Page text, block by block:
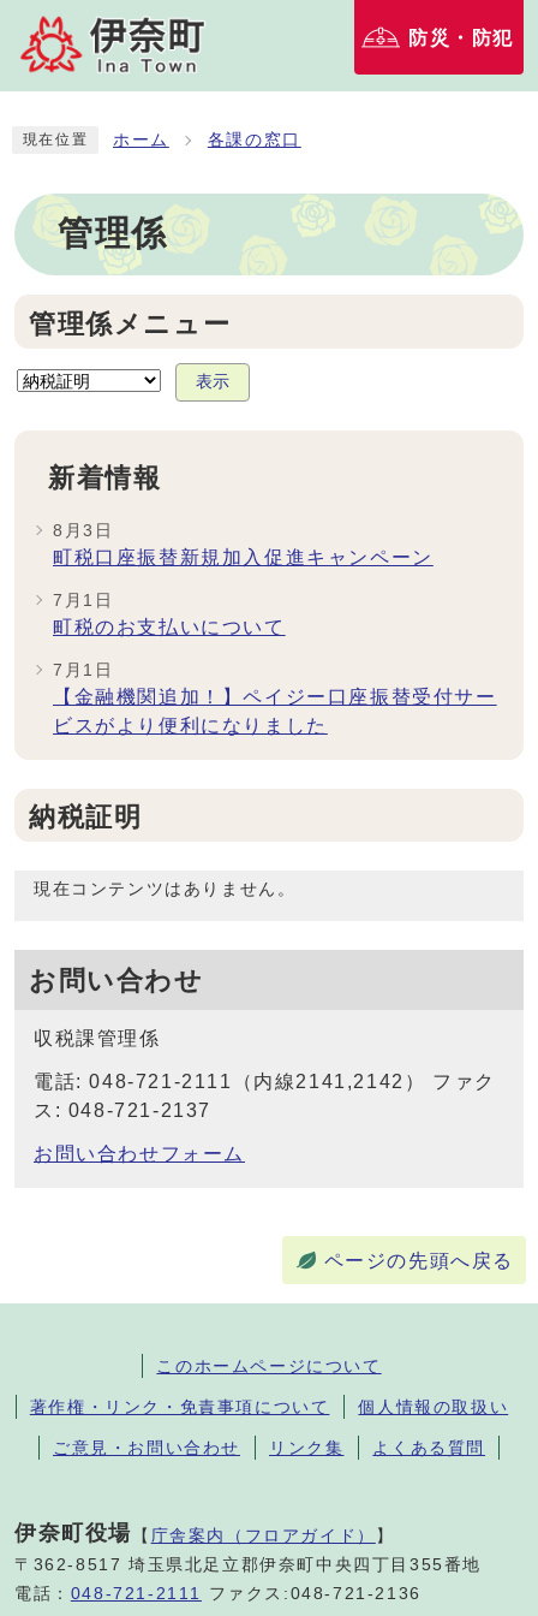
防災・防犯
現在位置 ホーム 各課の窓口
管理係
管理係メニュー
表示
新着情報
8月3日
町税口座振替新規加入促進キャンペーン
7月1日
町税のお支払いについて
7月1日
【金融機関追加！】ペイジー口座振替受付サー
ビスがより便利になりました
納税証明
現在コンテンツはありません。
お問い合わせ
収税課管理係
電話: 048-721-2111（内線2141,2142） ファク
ス: 048-721-2137
お問い合わせフォーム
ページの先頭へ戻る
このホームページについて
著作権・リンク・免責事項について 個人情報の取扱い
ご意見・お問い合わせ リンク集 よくある質問
伊奈町役場 【 庁舎案内（フロアガイド） 】
〒362-8517 埼玉県北足立郡伊奈町中央四丁目355番地
電話： 048-721-2111 ファクス:048-721-2136